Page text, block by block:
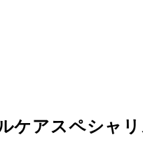
ケアスペシャ